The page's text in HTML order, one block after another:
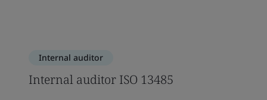
Internal auditor
Internal auditor ISO 13485